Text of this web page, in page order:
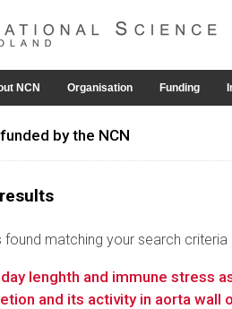
NCN Organisation Funding
by the NCN
found matching your search criteria
lenghth and immune stress
and its activity in aorta wall